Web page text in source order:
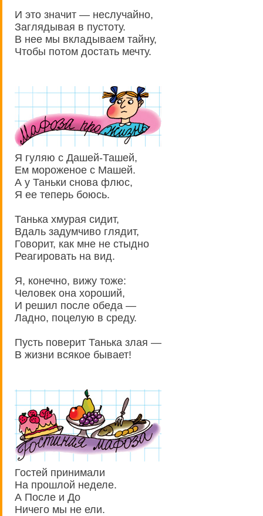
И это значит — неслучайно,
Заглядывая в пустоту.
В нее мы вкладываем тайну,
Чтобы потом достать мечту.
Я гуляю с Дашей-Ташей,
Ем мороженое с Машей.
А у Таньки снова флюс,
Я ее теперь боюсь.
Танька хмурая сидит,
Вдаль задумчиво глядит,
Говорит, как мне не стыдно
Реагировать на вид.
Я, конечно, вижу тоже:
Человек она хороший,
И решил после обеда —
Ладно, поцелую в среду.
Пусть поверит Танька злая —
В жизни всякое бывает!
Гостей принимали
На прошлой неделе.
А После и До
Ничего мы не ели.